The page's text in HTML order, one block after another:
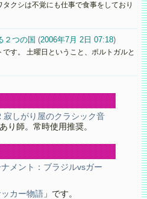
クシは不覚にも仕事で食事をしており
２つの国 (2006年7月 2日 07:18)
す。 土曜日ということ、ポルトガルと
寂しがり屋のクラシック音
り師。常時使用推奨。
メント：ブラジルvsガー
カー物語」です。